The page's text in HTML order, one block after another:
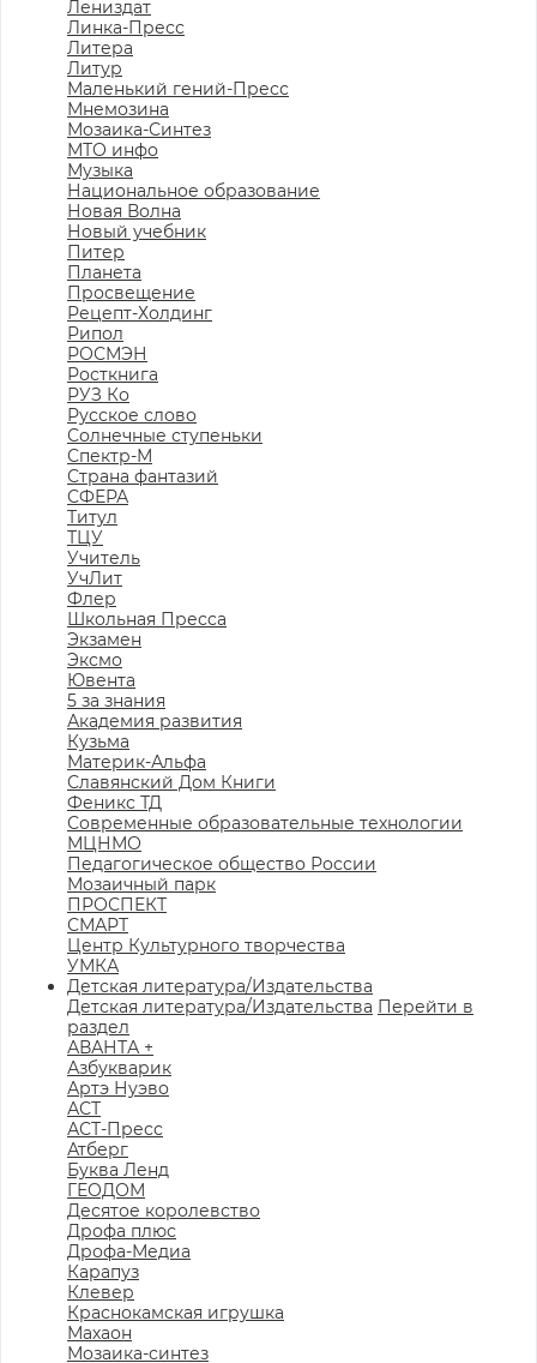
Лениздат
Линка-Пресс
Литера
Литур
Маленький гений-Пресс
Мнемозина
Мозаика-Синтез
МТО инфо
Музыка
Национальное образование
Новая Волна
Новый учебник
Питер
Планета
Просвещение
Рецепт-Холдинг
Рипол
РОСМЭН
Росткнига
РУЗ Ко
Русское слово
Солнечные ступеньки
Спектр-М
Страна фантазий
СФЕРА
Титул
ТЦУ
Учитель
УчЛит
Флер
Школьная Пресса
Экзамен
Эксмо
Ювента
5 за знания
Академия развития
Кузьма
Материк-Альфа
Славянский Дом Книги
Феникс ТД
Современные образовательные технологии
МЦНМО
Педагогическое общество России
Мозаичный парк
ПРОСПЕКТ
СМАРТ
Центр Культурного творчества
УМКА
Детская литература/Издательства
Детская литература/Издательства Перейти в
раздел
АВАНТА +
Азбукварик
Артэ Нуэво
АСТ
АСТ-Пресс
Атберг
Буква Ленд
ГЕОДОМ
Десятое королевство
Дрофа плюс
Дрофа-Медиа
Карапуз
Клевер
Краснокамская игрушка
Махаон
Мозаика-синтез